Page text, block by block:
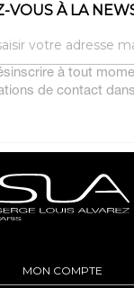
VOUS À LA
à tout
de contact
MON COMPTE